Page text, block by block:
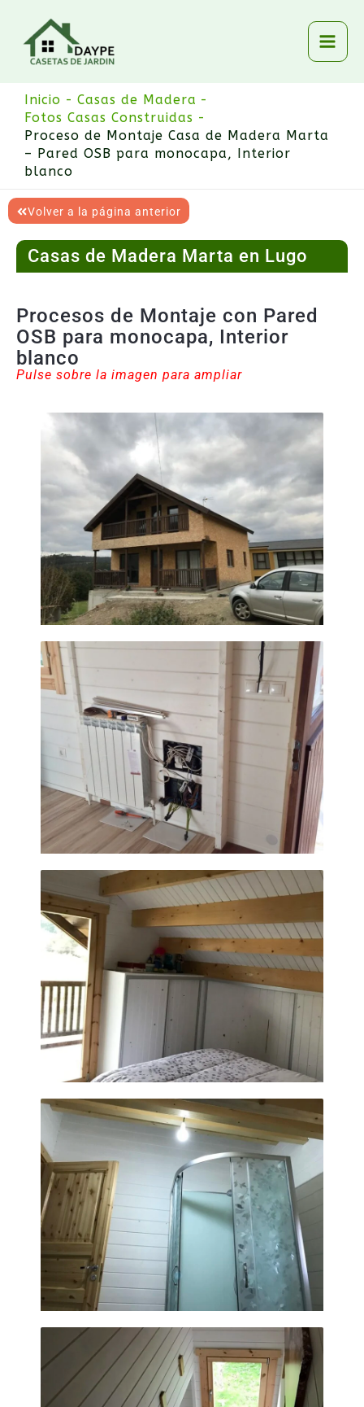
contenido
Inicio
Casas de Madera
Fotos Casas Construidas
Proceso de Montaje Casa de Madera Marta
– Pared OSB para monocapa, Interior
blanco
Volver a la página anterior
Casas de Madera Marta en Lugo
Procesos de Montaje con Pared
OSB para monocapa, Interior
blanco
Pulse sobre la imagen para ampliar